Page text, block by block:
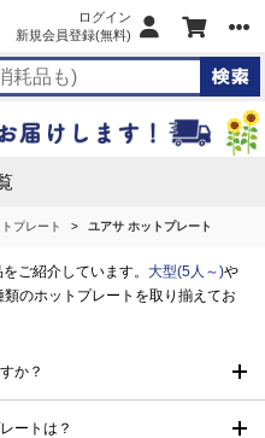
ログイン
新規会員登録(無料)
プレート ユアサ ホットプレート
ご紹介しています。 大型(5人～)や
類のホットプレートを取り揃えてお
か？
ートは？